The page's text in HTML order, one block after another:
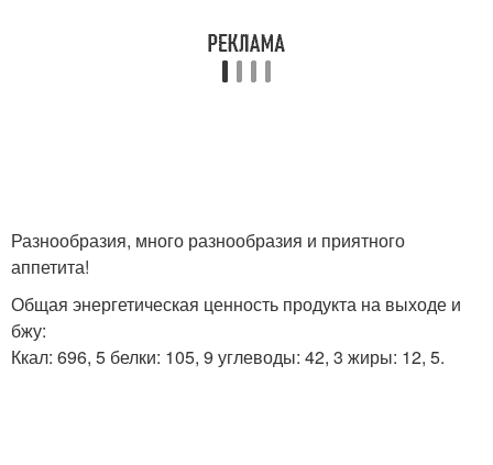
Разнообразия, много разнообразия и приятного
аппетита!
Общая энергетическая ценность продукта на выходе и
бжу:
Ккал: 696, 5 белки: 105, 9 углеводы: 42, 3 жиры: 12, 5.